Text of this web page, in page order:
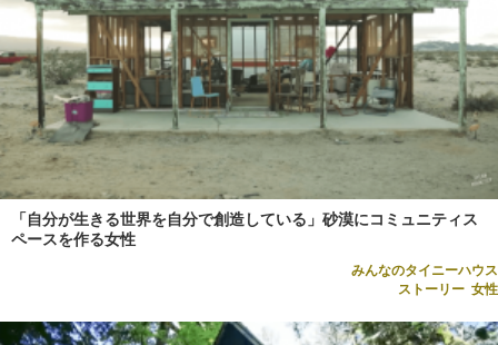
「自分が生きる世界を自分で創造している」砂漠にコミュニティス
ペースを作る女性
みんなのタイニーハウス
ストーリー 女性